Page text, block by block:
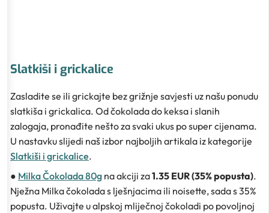
Slatkiši i grickalice
Zasladite se ili grickajte bez grižnje savjesti uz našu ponudu
slatkiša i grickalica. Od čokolada do keksa i slanih
zalogaja, pronađite nešto za svaki ukus po super cijenama.
U nastavku slijedi naš izbor najboljih artikala iz kategorije
Slatkiši i grickalice.
● Milka Čokolada 80g na akciji za1.35 EUR (35% popusta).
Nježna Milka čokolada s lješnjacima ili noisette, sada s 35%
popusta. Uživajte u alpskoj mliječnoj čokoladi po povoljnoj